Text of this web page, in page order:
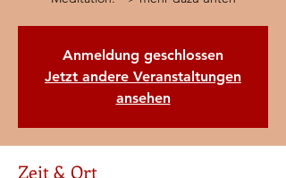
Anmeldung geschlossen
Jetzt andere Veranstaltungen
ansehen
Zeit & Ort